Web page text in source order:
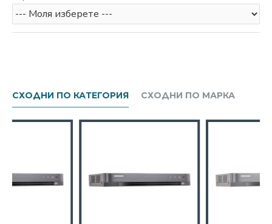
СХОДНИ ПО КАТЕГОРИЯ СХОДНИ ПО МАРКА